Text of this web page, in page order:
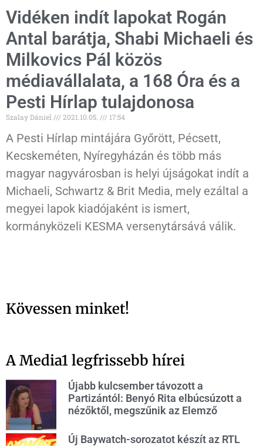
Vidéken indít lapokat Rogán
Antal barátja, Shabi Michaeli és
Milkovics Pál közös
médiavállalata, a 168 Óra és a
Pesti Hírlap tulajdonosa
Szalay Dániel 2021.10.05. 17:54
A Pesti Hírlap mintájára Győrött, Pécsett,
Kecskeméten, Nyíregyházán és több más
magyar nagyvárosban is helyi újságokat indít a
Michaeli, Schwartz & Brit Media, mely ezáltal a
megyei lapok kiadójaként is ismert,
kormányközeli KESMA versenytársává válik.
Kövessen minket!
A Media1 legfrissebb hírei
Újabb kulcsember távozott a
Partizántól: Benyó Rita elbúcsúzott a
nézőktől, megszűnik az Elemző
Új Baywatch-sorozatot készít az RTL